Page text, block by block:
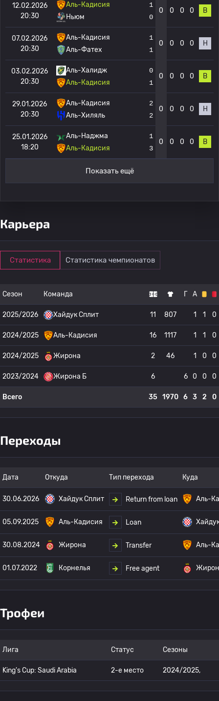
12.02.2026
20:30
Аль-Кадисия
Ньюм
1
0
0 0 0 0 В
07.02.2026
20:30
Аль-Кадисия
Аль-Фатех
1
1
0 0 0 0 Н
03.02.2026
20:30
Аль-Халидж
Аль-Кадисия
0
1
0 0 0 0 В
29.01.2026
20:30
Аль-Кадисия
Аль-Хиляль
2
2
0 0 0 0 Н
25.01.2026
18:20
Аль-Наджма
Аль-Кадисия
1
3
0 0 0 0 В
Показать ещё
Карьера
Статистика Статистика чемпионатов
Сезон Команда Г А
2025/2026 Хайдук Сплит 11 807 1 1 0
2024/2025 Аль-Кадисия 16 1117 1 1 0
2024/2025 Жирона 2 46 1 0 0
2023/2024 Жирона Б 6 6 0 0 0
Всего 35 1970 6 3 2 0
Переходы
Дата Откуда Тип перехода Куда
30.06.2026 Хайдук Сплит Return from loan Аль-
05.09.2025 Аль-Кадисия Loan
30.08.2024 Жирона Transfer Аль-
01.07.2022 Корнелья Free agent
Трофеи
Лига Статус Сезоны
King's Cup: Saudi Arabia 2-е место 2024/2025,